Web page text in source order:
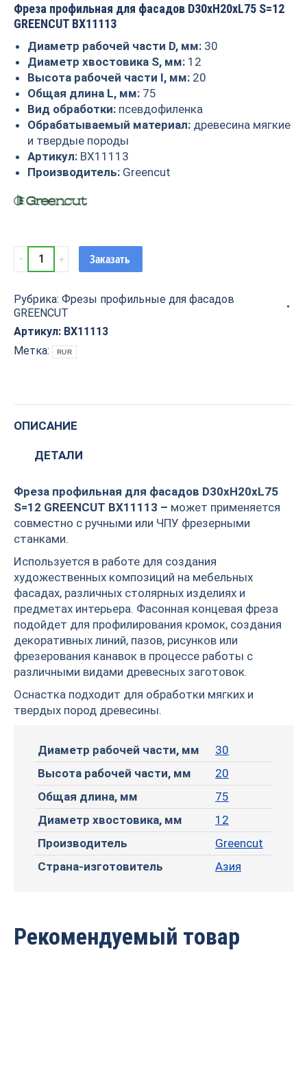
Фреза профильная для фасадов D30xH20xL75 S=12
GREENCUT BX11113
Диаметр рабочей части D, мм: 30
Диаметр хвостовика S, мм: 12
Высота рабочей части I, мм: 20
Общая длина L, мм: 75
Вид обработки: псевдофиленка
Обрабатываемый материал: древесина мягкие
и твердые породы
Артикул: BX11113
Производитель: Greencut
Фреза
профильная
фасадов
D30xH20xL75
S=12
GREENCUT
BX11113
Заказать
Рубрика: Фрезы профильные для фасадов
GREENCUT
Артикул: BX11113
Метка:
RUR
ОПИСАНИЕ
ДЕТАЛИ
Фреза профильная для фасадов D30xH20xL75
S=12 GREENCUT BX11113 – может применяется
совместно с ручными или ЧПУ фрезерными
станками.
Используется в работе для создания
художественных композиций на мебельных
фасадах, различных столярных изделиях и
предметах интерьера. Фасонная концевая фреза
подойдет для профилирования кромок, создания
декоративных линий, пазов, рисунков или
фрезерования канавок в процессе работы с
различными видами древесных заготовок.
Оснастка подходит для обработки мягких и
твердых пород древесины.
Диаметр рабочей части, мм
30
Высота рабочей части, мм
20
Общая длина, мм
75
Диаметр хвостовика, мм
12
Производитель
Greencut
Страна-изготовитель
Азия
Рекомендуемый товар